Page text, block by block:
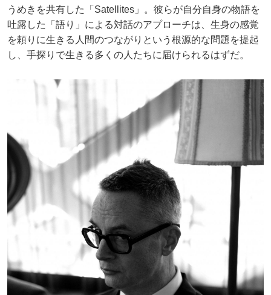
うめきを共有した「Satellites」。彼らが自分自身の物語を
吐露した「語り」による対話のアプローチは、生身の感覚
を頼りに生きる人間のつながりという根源的な問題を提起
し、手探りで生きる多くの人たちに届けられるはずだ。